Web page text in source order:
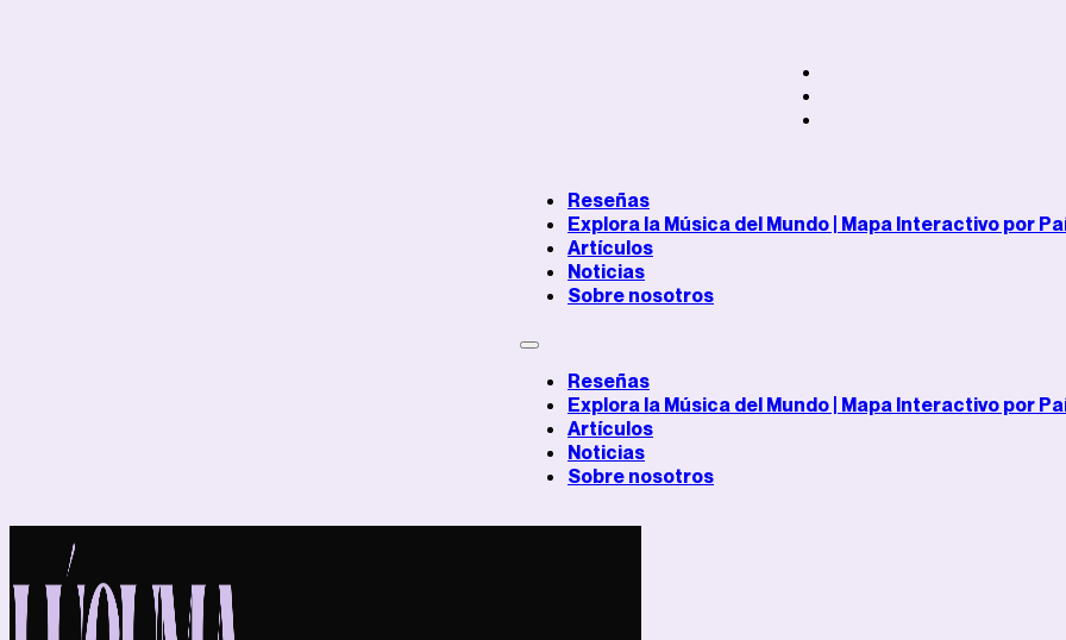
Reseñas
Explora la Música del Mundo | Mapa Interactivo por
Artículos
Noticias
Sobre nosotros
Reseñas
Explora la Música del Mundo | Mapa Interactivo por
Artículos
Noticias
Sobre nosotros